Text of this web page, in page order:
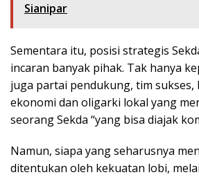
Sianipar
Sementara itu, posisi strategis
incaran banyak pihak. Tak hanya
juga partai pendukung, tim
ekonomi dan oligarki lokal yang
seorang Sekda “yang bisa diajak
Namun, siapa yang seharusnya
ditentukan oleh kekuatan lobi,